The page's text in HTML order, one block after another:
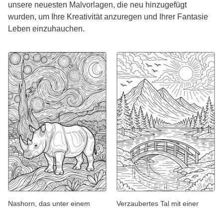
unsere neuesten Malvorlagen, die neu hinzugefügt
wurden, um Ihre Kreativität anzuregen und Ihrer Fantasie
Leben einzuhauchen.
Nashorn, das unter einem
Verzaubertes Tal mit einer